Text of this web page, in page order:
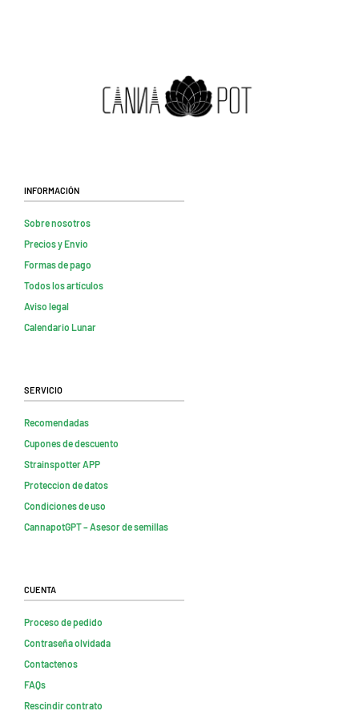
Información
Sobre nosotros
Precios y Envio
Formas de pago
Todos los artículos
Aviso legal
Calendario Lunar
Servicio
Recomendadas
Cupones de descuento
Strainspotter APP
Proteccion de datos
Condiciones de uso
CannapotGPT – Asesor de semillas
Cuenta
Proceso de pedido
Contraseña olvidada
Contactenos
FAQs
Rescindir contrato